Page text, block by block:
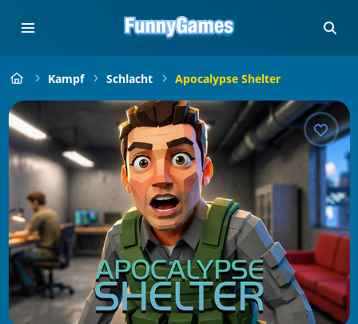
Kampf Schlacht Apocalypse Shelter